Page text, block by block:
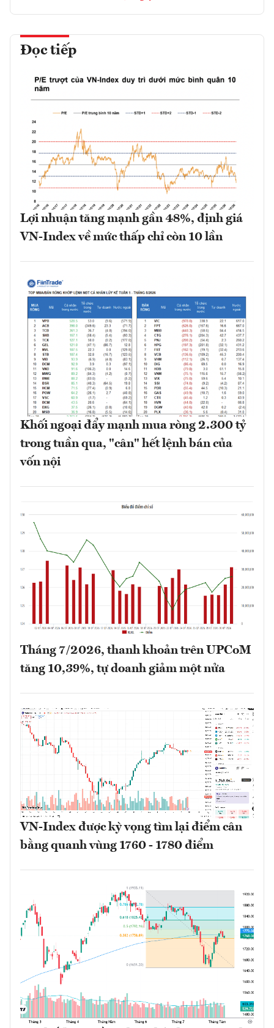
Đọc tiếp
Lợi nhuận tăng mạnh gần 48%, định giá
VN-Index về mức thấp chỉ còn 10 lần
Khối ngoại đẩy mạnh mua ròng 2.300 tỷ
trong tuần qua, "cân" hết lệnh bán của
vốn nội
Tháng 7/2026, thanh khoản trên UPCoM
tăng 10,39%, tự doanh giảm một nửa
VN-Index được kỳ vọng tìm lại điểm cân
bằng quanh vùng 1760 - 1780 điểm